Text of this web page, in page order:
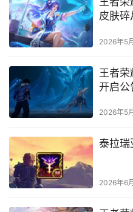
皮肤碎
2026年5
王者
开启公
2026年5
泰拉瑞
2026年6